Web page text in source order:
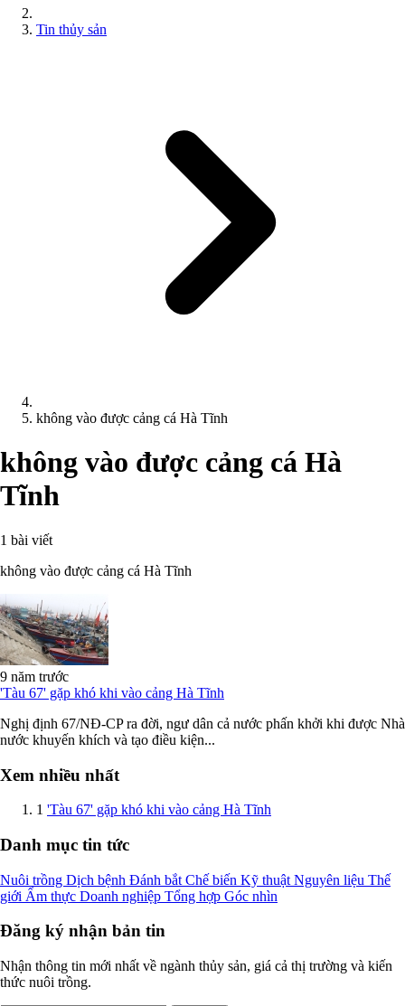
Tin thủy sản
không vào được cảng cá Hà Tĩnh
không vào được cảng cá Hà
Tĩnh
1 bài viết
không vào được cảng cá Hà Tĩnh
9 năm trước
'Tàu 67' gặp khó khi vào cảng Hà Tĩnh
Nghị định 67/NĐ-CP ra đời, ngư dân cả nước phấn khởi khi được Nhà
nước khuyến khích và tạo điều kiện...
Xem nhiều nhất
1 'Tàu 67' gặp khó khi vào cảng Hà Tĩnh
Danh mục tin tức
Nuôi trồng Dịch bệnh Đánh bắt Chế biến Kỹ thuật Nguyên liệu Thế
giới Ẩm thực Doanh nghiệp Tổng hợp Góc nhìn
Đăng ký nhận bản tin
Nhận thông tin mới nhất về ngành thủy sản, giá cả thị trường và kiến
thức nuôi trồng.